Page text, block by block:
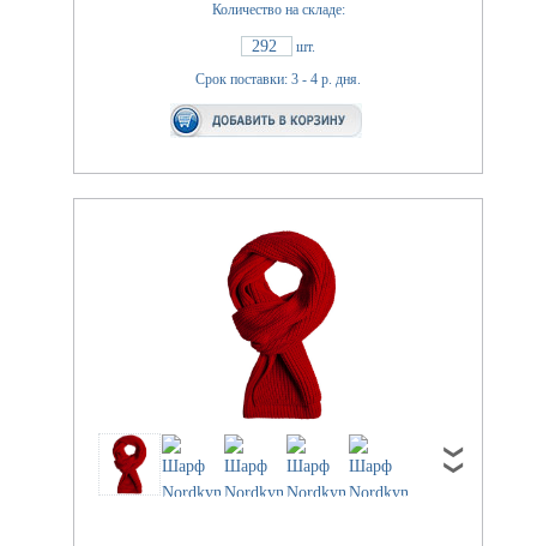
Количество на складе:
292
шт.
Срок поставки: 3 - 4 р. дня.